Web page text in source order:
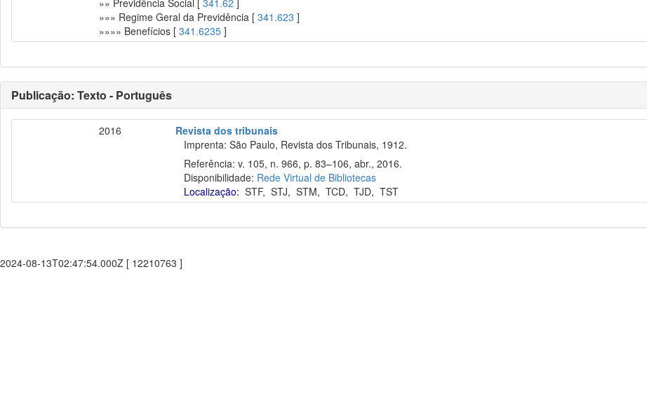
»» Previdência Social [341.62 ]
»»» Regime Geral da Previdência [341.623 ]
»»»» Benefícios [341.6235 ]
Publicação: Texto - Português
2016
Revista dos tribunais
Imprenta: São Paulo, Revista dos Tribunais, 1912.
Referência: v. 105, n. 966, p. 83–106, abr., 2016.
Disponibilidade: Rede Virtual de Bibliotecas
Localização: STF,STJ,STM,TCD,TJD,TST
2024-08-13T02:47:54.000Z [ 12210763 ]